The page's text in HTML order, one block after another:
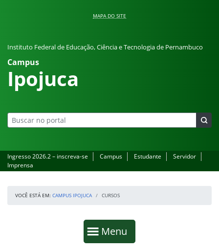
MAPA DO SITE
Instituto Federal de Educação, Ciência e Tecnologia de Pernambuco
Campus
Ipojuca
Ingresso 2026.2 – inscreva-se Campus Estudante
Servidor
Imprensa
VOCÊ ESTÁ EM: CAMPUS IPOJUCA CURSOS
Mostrar
Menu